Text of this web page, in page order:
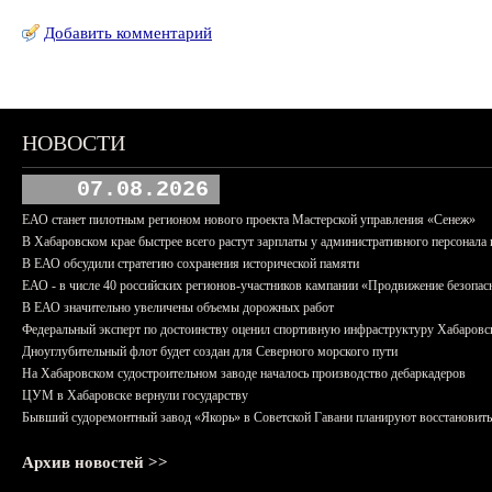
Добавить комментарий
НОВОСТИ
07.08.2026
ЕАО станет пилотным регионом нового проекта Мастерской управления «Сенеж»
В Хабаровском крае быстрее всего растут зарплаты у административного персонала
В ЕАО обсудили стратегию сохранения исторической памяти
ЕАО - в числе 40 российских регионов-участников кампании «Продвижение
В ЕАО значительно увеличены объемы дорожных работ
Федеральный эксперт по достоинству оценил спортивную инфраструктуру
Дноуглубительный флот будет создан для Северного морского пути
На Хабаровском судостроительном заводе началось производство дебаркадеров
ЦУМ в Хабаровске вернули государству
Бывший судоремонтный завод «Якорь» в Советской Гавани планируют восстановить
Архив новостей >>